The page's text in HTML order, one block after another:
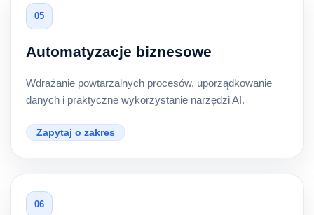
05
Automatyzacje biznesowe
Wdrażanie powtarzalnych procesów, uporządkowanie
danych i praktyczne wykorzystanie narzędzi AI.
Zapytaj o zakres
06